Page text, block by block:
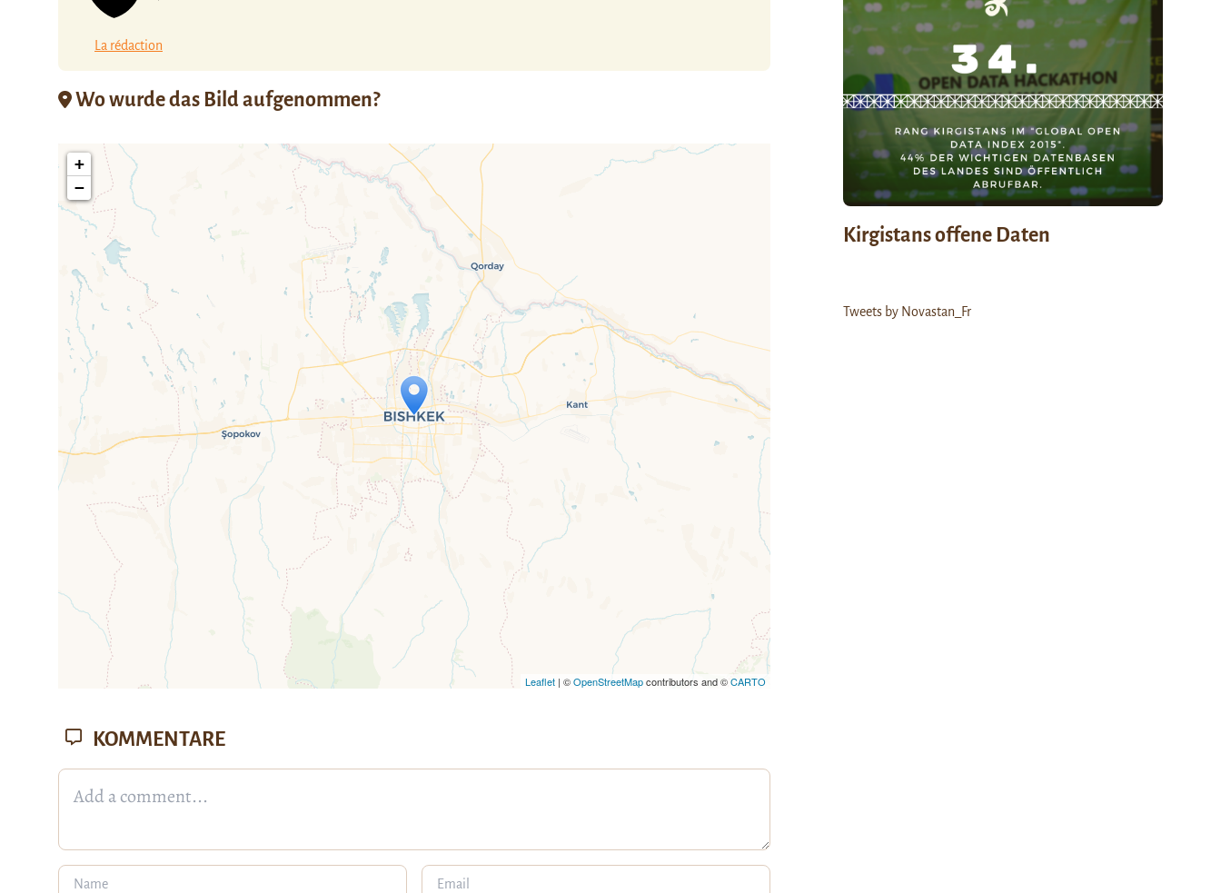
La rédaction
Wo wurde das Bild aufgenommen?
Travelers' Map wird geladen …
Wenn du dies siehst, nachdem deine Seite vollständig geladen wurde,
fehlen leafletJS-Dateien.
+
−
Leaflet | ©OpenStreetMapcontributors and ©CARTO
Kirgistans offene Daten
Tweets by Novastan_Fr
KOMMENTARE